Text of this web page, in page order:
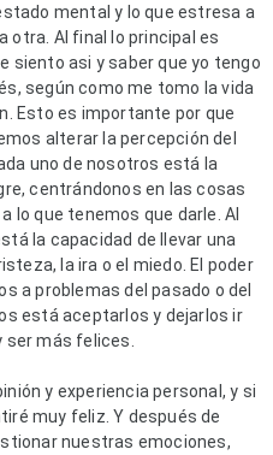
mental y lo que estresa a
otra. Al final lo principal es
siento asi y saber que yo tengo
según como me tomo la vida
Esto es importante por que
alterar la percepción del
uno de nosotros está la
centrándonos en las cosas
lo que tenemos que darle. Al
la capacidad de llevar una
la ira o el miedo. El poder
a problemas del pasado o del
está aceptarlos y dejarlos ir
más felices.
y experiencia personal, y si
muy feliz. Y después de
nuestras emociones,